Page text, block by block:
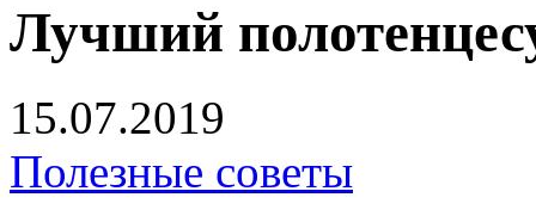
Лучший
15.07.2019
Полезные советы